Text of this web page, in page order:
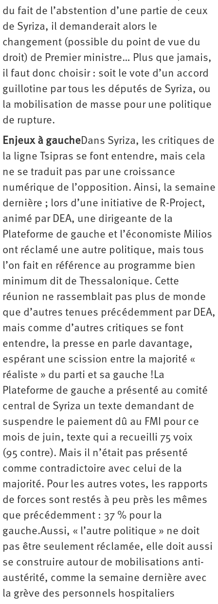
du fait de l’abstention d’une partie de ceux
de Syriza, il demanderait alors le
changement (possible du point de vue du
droit) de Premier ministre… Plus que jamais,
il faut donc choisir : soit le vote d’un accord
guillotine par tous les députés de Syriza, ou
la mobilisation de masse pour une politique
de rupture.
Enjeux à gaucheDans Syriza, les critiques de
la ligne Tsipras se font entendre, mais cela
ne se traduit pas par une croissance
numérique de l’opposition. Ainsi, la semaine
dernière ; lors d’une initiative de R-Project,
animé par DEA, une dirigeante de la
Plateforme de gauche et l’économiste Milios
ont réclamé une autre politique, mais tous
l’on fait en référence au programme bien
minimum dit de Thessalonique. Cette
réunion ne rassemblait pas plus de monde
que d’autres tenues précédemment par DEA,
mais comme d’autres critiques se font
entendre, la presse en parle davantage,
espérant une scission entre la majorité «
réaliste » du parti et sa gauche !La
Plateforme de gauche a présenté au comité
central de Syriza un texte demandant de
suspendre le paiement dû au FMI pour ce
mois de juin, texte qui a recueilli 75 voix
(95 contre). Mais il n’était pas présenté
comme contradictoire avec celui de la
majorité. Pour les autres votes, les rapports
de forces sont restés à peu près les mêmes
que précédemment : 37 % pour la
gauche.Aussi, « l’autre politique » ne doit
pas être seulement réclamée, elle doit aussi
se construire autour de mobilisations anti-
austérité, comme la semaine dernière avec
la grève des personnels hospitaliers